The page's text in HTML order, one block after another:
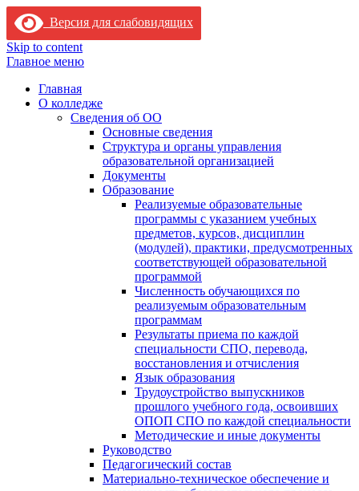
Версия для слабовидящих
Skip to content
Главное меню
Главная
О колледже
Сведения об ОО
Основные сведения
Структура и органы управления
образовательной организацией
Документы
Образование
Реализуемые образовательные
программы с указанием учебных
предметов, курсов, дисциплин
(модулей), практики, предусмотренных
соответствующей образовательной
программой
Численность обучающихся по
реализуемым образовательным
программам
Результаты приема по каждой
специальности СПО, перевода,
восстановления и отчисления
Язык образования
Трудоустройство выпускников
прошлого учебного года, освоивших
ОПОП СПО по каждой специальности
Методические и иные документы
Руководство
Педагогический состав
Материально-техническое обеспечение и